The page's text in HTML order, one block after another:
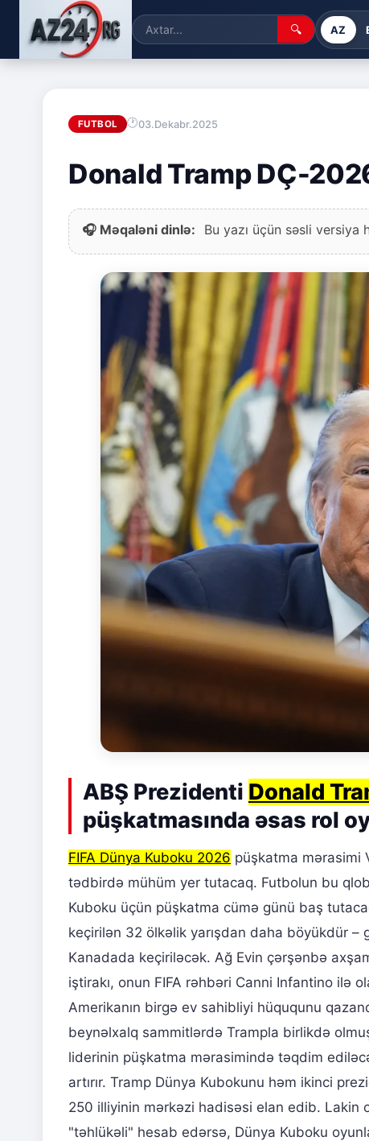
🔍 AZ
FUTBOL 03.Dekabr.2025
Donald Tramp DÇ-
🎧 Məqaləni dinlə: Bu yazı üçün səsli versiya
ABŞ Prezidenti Donald
püşkatmasında əsas rol
FIFA Dünya Kuboku 2026 püşkatma mərasimi
tədbirdə mühüm yer tutacaq. Futbolun bu
Kuboku üçün püşkatma cümə günü baş
keçirilən 32 ölkəlik yarışdan daha böyükdür
Kanadada keçiriləcək. Ağ Evin çərşənbə
iştirakı, onun FIFA rəhbəri Canni Infantino ilə
Amerikanın birgə ev sahibliyi hüququnu
beynəlxalq sammitlərdə Trampla birlikdə
liderinin püşkatma mərasimində təqdim
artırır. Tramp Dünya Kubokunu həm ikinci
250 illiyinin mərkəzi hadisəsi elan edib.
"təhlükəli" hesab edərsə, Dünya Kuboku